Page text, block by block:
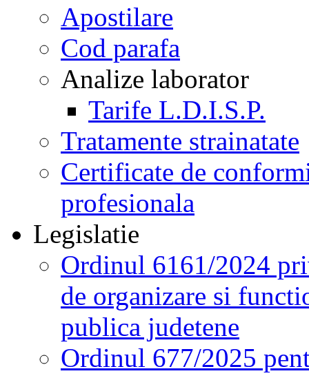
Apostilare
Cod parafa
Analize laborator
Tarife L.D.I.S.P.
Tratamente strainatate
Certificate de
profesionala
Legislatie
Ordinul 6161/2024
de organizare si
publica judetene
Ordinul 677/2025